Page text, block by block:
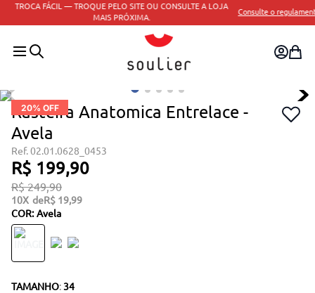
TROCA FÁCIL — TROQUE PELO SITE OU CONSULTE A LOJA
MAIS PRÓXIMA.
Consulte o regulamento
20% OFF
Rasteira Anatomica Entrelace -
Avela
02.01.0628_0453
R$ 199,90
R$ 249,90
10 R$ 19,99
COR: Avela
TAMANHO: 34